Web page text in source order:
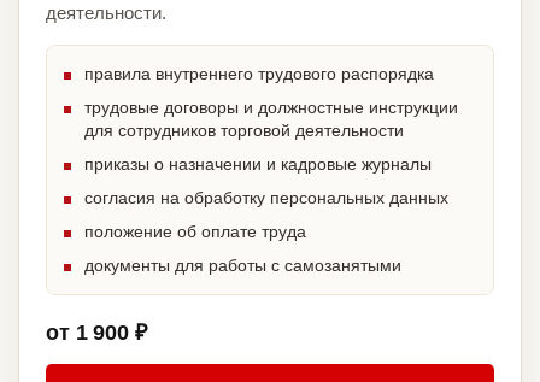
деятельности.
правила внутреннего трудового распорядка
трудовые договоры и должностные инструкции
для сотрудников торговой деятельности
приказы о назначении и кадровые журналы
согласия на обработку персональных данных
положение об оплате труда
документы для работы с самозанятыми
от 1 900 ₽